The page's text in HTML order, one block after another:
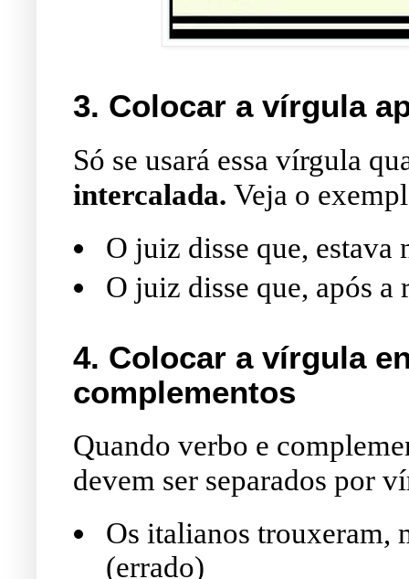
3. Colocar a vírgula
Só se usará essa vírgula
intercalada. Veja o
O juiz disse que, estava
O juiz disse que, após
4. Colocar a vírgula
complementos
Quando verbo e
devem ser separados por
Os italianos trouxeram,
(errado)